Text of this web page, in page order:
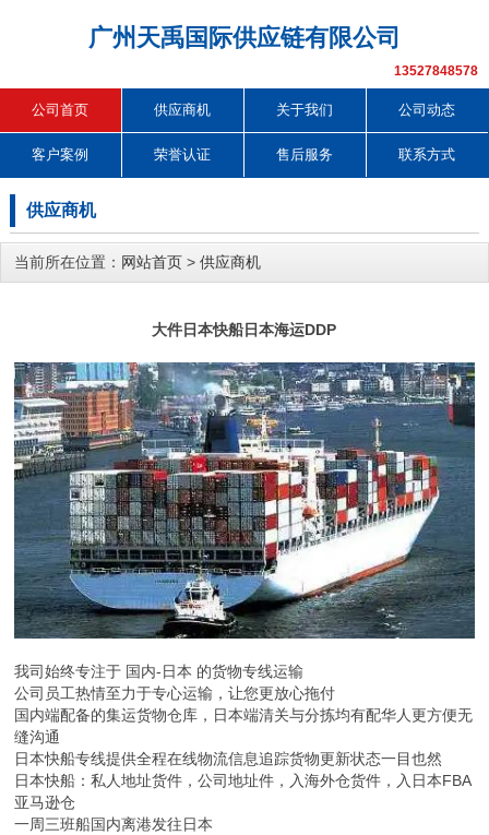
广州天禹国际供应链有限公司
13527848578
公司首页 供应商机 关于我们 公司动态
客户案例 荣誉认证 售后服务 联系方式
供应商机
当前所在位置： 网站首页 > 供应商机
大件日本快船日本海运DDP
我司始终专注于 国内-日本 的货物专线运输
公司员工热情至力于专心运输，让您更放心拖付
国内端配备的集运货物仓库，日本端清关与分拣均有配华人更方便无
缝沟通
日本快船专线提供全程在线物流信息追踪货物更新状态一目也然
日本快船：私人地址货件，公司地址件，入海外仓货件，入日本FBA
亚马逊仓
一周三班船国内离港发往日本